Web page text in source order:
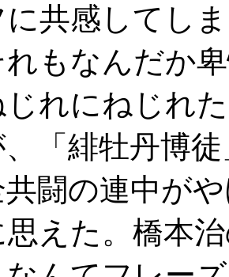
に共感してし
もなんだか
じれにねじれ
「緋牡丹博
共闘の連中が
思えた。橋本